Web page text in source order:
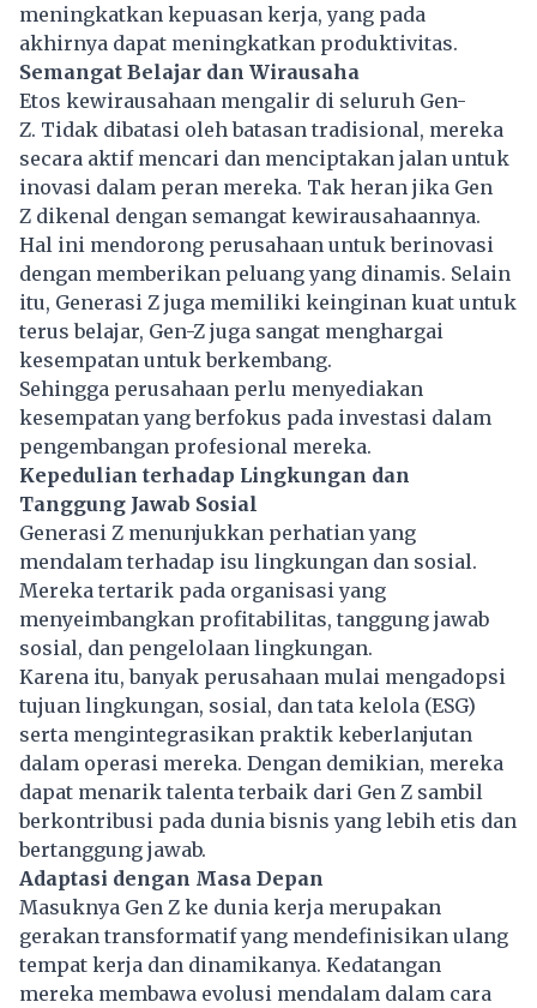
meningkatkan kepuasan kerja, yang pada
akhirnya dapat meningkatkan produktivitas.
Semangat Belajar dan Wirausaha
Etos kewirausahaan mengalir di seluruh Gen-
Z. Tidak dibatasi oleh batasan tradisional, mereka
secara aktif mencari dan menciptakan jalan untuk
inovasi dalam peran mereka. Tak heran jika Gen
Z dikenal dengan semangat kewirausahaannya.
Hal ini mendorong perusahaan untuk berinovasi
dengan memberikan peluang yang dinamis. Selain
itu, Generasi Z juga memiliki keinginan kuat untuk
terus belajar, Gen-Z juga sangat menghargai
kesempatan untuk berkembang.
Sehingga perusahaan perlu menyediakan
kesempatan yang berfokus pada investasi dalam
pengembangan profesional mereka.
Kepedulian terhadap Lingkungan dan
Tanggung Jawab Sosial
Generasi Z menunjukkan perhatian yang
mendalam terhadap isu lingkungan dan sosial.
Mereka tertarik pada organisasi yang
menyeimbangkan profitabilitas, tanggung jawab
sosial, dan pengelolaan lingkungan.
Karena itu, banyak perusahaan mulai mengadopsi
tujuan lingkungan, sosial, dan tata kelola (ESG)
serta mengintegrasikan praktik keberlanjutan
dalam operasi mereka. Dengan demikian, mereka
dapat menarik talenta terbaik dari Gen Z sambil
berkontribusi pada dunia bisnis yang lebih etis dan
bertanggung jawab.
Adaptasi dengan Masa Depan
Masuknya Gen Z ke dunia kerja merupakan
gerakan transformatif yang mendefinisikan ulang
tempat kerja dan dinamikanya. Kedatangan
mereka membawa evolusi mendalam dalam cara